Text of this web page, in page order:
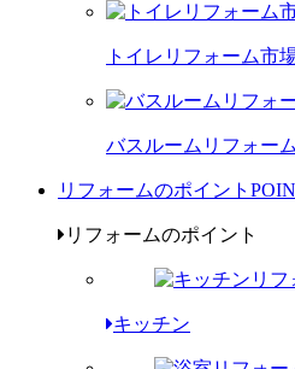
トイレリフォーム市
バスルームリフォー
リフォームのポイント
リフォームのポイント
キッチン